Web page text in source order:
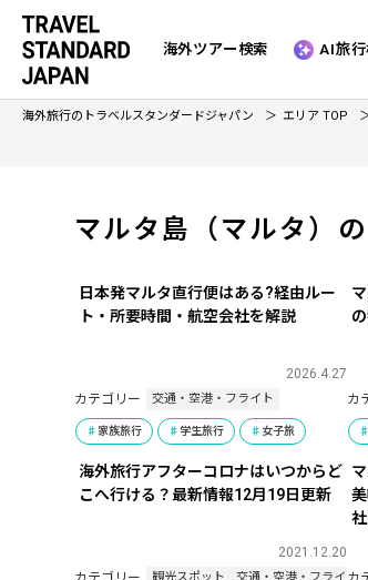
海外ツアー検索 AI旅行
海外旅行のトラベルスタンダードジャパン エリア TOP
マルタ島（マルタ）
日本発マルタ直行便はある?経由ルー
ト・所要時間・航空会社を解説
2026.4.27
カテゴリー
交通・空港・フライト
家族旅行 学生旅行 女子旅
カ
海外旅行アフターコロナはいつからど
こへ行ける？最新情報12月19日更新
2021.12.20